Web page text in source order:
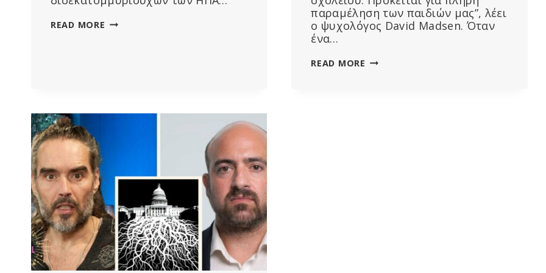
READ MORE ΔΙΣΕΚΑΤΟΜΜΥΡΙΟΎΧΟΙ,
ΟΙ
ΕΠΙΒΕΒΑΙΏΝΕΙ
ΈΚΘΕΣΗ
παραμέληση των παιδιών μας”, λέει
ο ψυχολόγος David Madsen. Όταν
ένα…
READ MORE “ΠΡΌΚΕΙΤΑΙ